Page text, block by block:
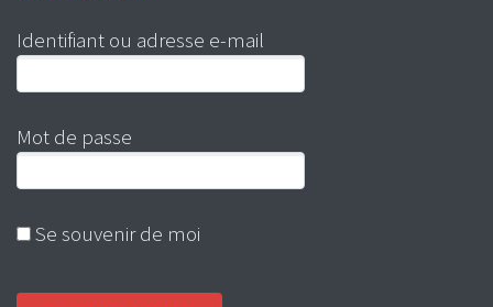
Identifiant ou adresse e-mail
Mot de passe
Se souvenir de moi